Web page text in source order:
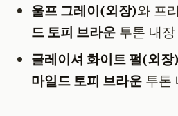
울프 그레이(외장)와 프
드 토피 브라운투톤 내장
글레이셔 화이트 펄(외장)
마일드 토피 브라운투톤